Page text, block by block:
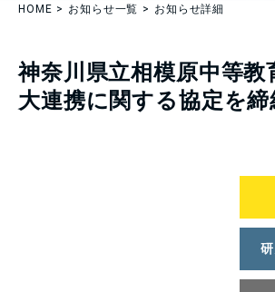
HOME お知らせ一覧 お知らせ詳細
神奈川県立相模原中等教
大連携に関する協定を